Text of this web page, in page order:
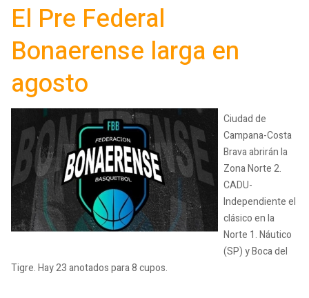
El Pre Federal
Bonaerense larga en
agosto
Ciudad de
Campana-Costa
Brava abrirán la
Zona Norte 2.
CADU-
Independiente el
clásico en la
Norte 1. Náutico
(SP) y Boca del
Tigre. Hay 23 anotados para 8 cupos.